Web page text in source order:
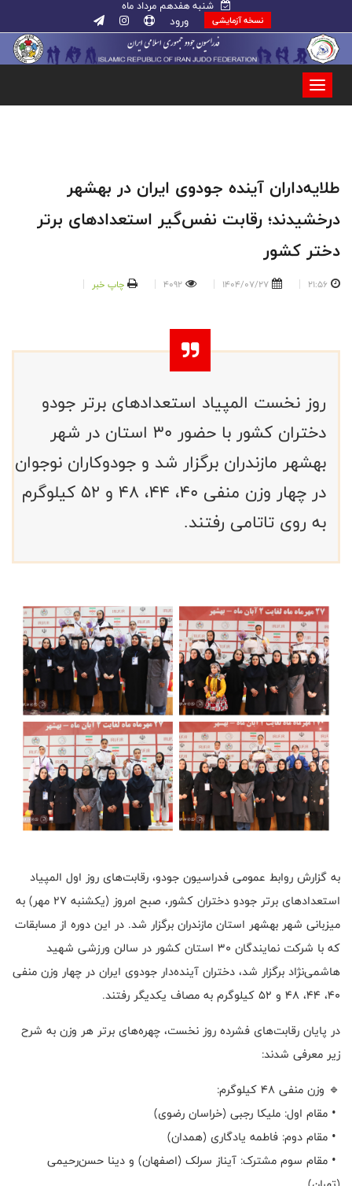
شنبه هفدهم مرداد ماه
نسخه آزمایشی ورود
طلایه‌داران آینده جودوی ایران در بهشهر
درخشیدند؛ رقابت نفس‌گیر استعدادهای برتر
دختر کشور
21:56
1404/07/27
4092 چاپ خبر
روز نخست المپیاد استعدادهای برتر جودو
دختران کشور با حضور ۳۰ استان در شهر
بهشهر مازندران برگزار شد و جودوکاران نوجوان
در چهار وزن منفی ۴۰، ۴۴، ۴۸ و ۵۲ کیلوگرم
به روی تاتامی رفتند.
به گزارش روابط عمومی فدراسیون جودو، رقابت‌های روز اول المپیاد
استعدادهای برتر جودو دختران کشور، صبح امروز (یکشنبه 27 مهر) به
میزبانی شهر بهشهر استان مازندران برگزار شد. در این دوره از مسابقات
که با شرکت نمایندگان ۳۰ استان کشور در سالن ورزشی شهید
هاشمی‌نژاد برگزار شد، دختران آینده‌دار جودوی ایران در چهار وزن منفی
۴۰، ۴۴، ۴۸ و ۵۲ کیلوگرم به مصاف یکدیگر رفتند.
در پایان رقابت‌های فشرده روز نخست، چهره‌های برتر هر وزن به شرح
زیر معرفی شدند:
🔹 وزن منفی ۴۸ کیلوگرم:
• مقام اول: ملیکا رجبی (خراسان رضوی)
• مقام دوم: فاطمه یادگاری (همدان)
• مقام سوم مشترک: آیناز سرلک (اصفهان) و دینا حسن‌رحیمی